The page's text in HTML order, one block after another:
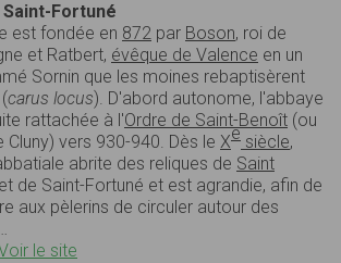
Saint-Fortuné
est fondée en 872 par Boson, roi de
et Ratbert, évêque de Valence en un
Sornin que les moines rebaptisèrent
carus locus). D'abord autonome, l'abbaye
rattachée à l'Ordre de Saint-Benoît (ou
Cluny) vers 930-940. Dès le Xe siècle,
abrite des reliques de Saint
et de Saint-Fortuné et est agrandie, afin de
aux pèlerins de circuler autour des
le site